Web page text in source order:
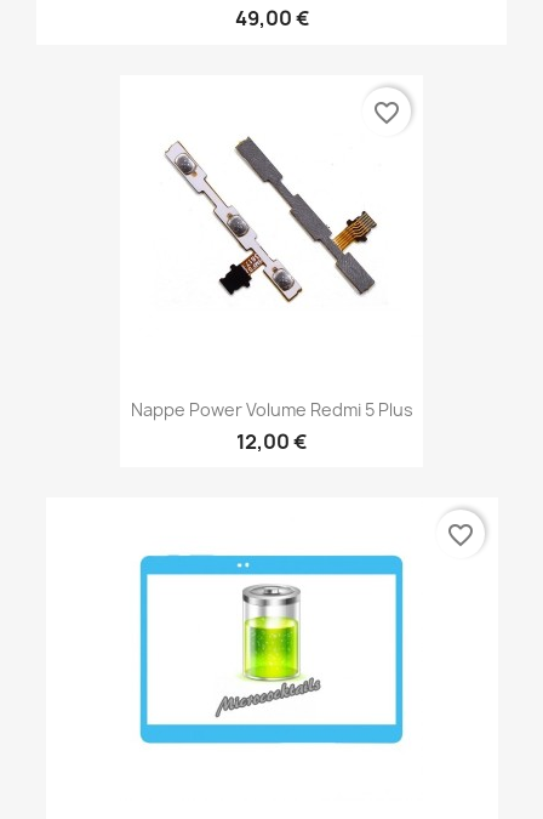
49,00 €
Nappe Power Volume Redmi 5 Plus
12,00 €
favorite_border
favorite_border